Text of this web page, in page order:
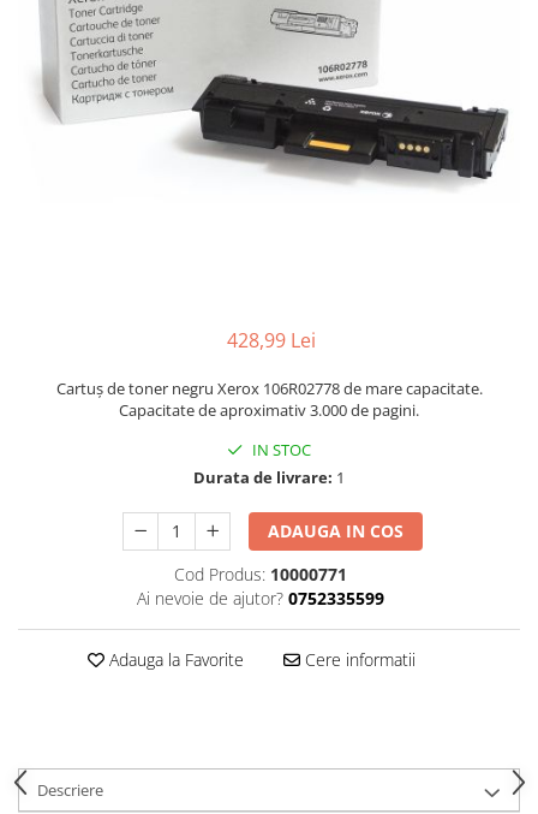
428,99 Lei
Cartuș de toner negru Xerox 106R02778 de mare capacitate.
Capacitate de aproximativ 3.000 de pagini.
IN STOC
Durata de livrare: 1
ADAUGA IN COS
Cod Produs: 10000771
Ai nevoie de ajutor? 0752335599
Adauga la Favorite Cere informatii
Descriere